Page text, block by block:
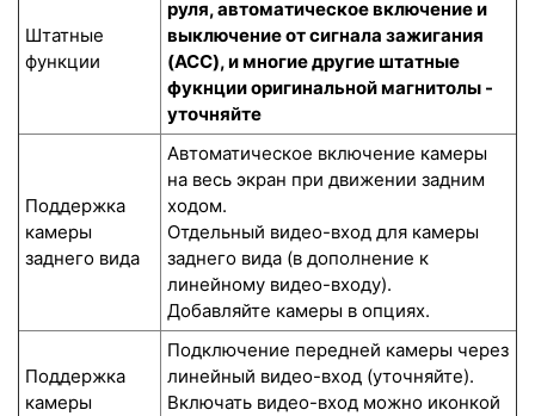
Штатные
функции
руля, автоматическое включение и
выключение от сигнала зажигания
(ACC), и многие другие штатные
фукнции оригинальной магнитолы -
уточняйте
Поддержка
камеры
заднего вида
Автоматическое включение камеры
на весь экран при движении задним
ходом.
Отдельный видео-вход для камеры
заднего вида (в дополнение к
линейному видео-входу).
Добавляйте камеры в опциях.
Поддержка
камеры
Подключение передней камеры через
линейный видео-вход (уточняйте).
Включать видео-вход можно иконкой